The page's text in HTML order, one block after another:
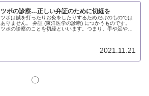
ツボの診察…正しい弁証のために切経を
ツボは鍼を打ったりお灸をしたりするためだけのものでは
ありません。 弁証 (東洋医学の診断) につかうものです。
ツボの診察のことを切経といいます。つまり、手や足やお
2021.11.21
〇